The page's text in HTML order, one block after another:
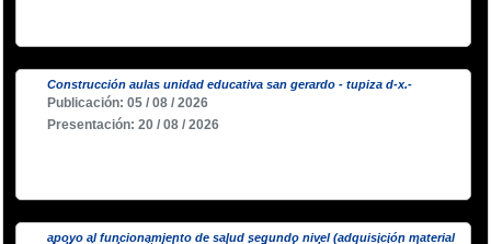
Construcción aulas unidad educativa san gerardo - tupiza d-x.-
Publicación: 05 / 08 / 2026
Presentación: 20 / 08 / 2026
apoyo al funcionamiento de salud segundo nivel (adquisición material